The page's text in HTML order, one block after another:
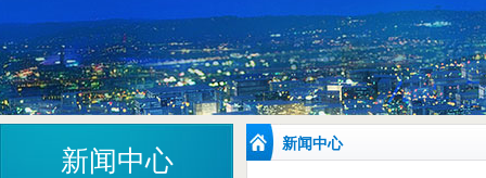
新闻中心
新闻中心